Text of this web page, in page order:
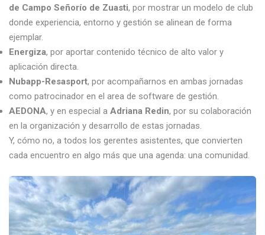
de Campo Señorío de Zuasti, por mostrar un modelo de club
donde experiencia, entorno y gestión se alinean de forma
ejemplar.
Energiza, por aportar contenido técnico de alto valor y
aplicación directa.
Nubapp-Resasport, por acompañarnos en ambas jornadas
como patrocinador en el area de software de gestión.
AEDONA, y en especial a Adriana Redin, por su colaboración
en la organización y desarrollo de estas jornadas.
Y, cómo no, a todos los gerentes asistentes, que convierten
cada encuentro en algo más que una agenda: una comunidad.